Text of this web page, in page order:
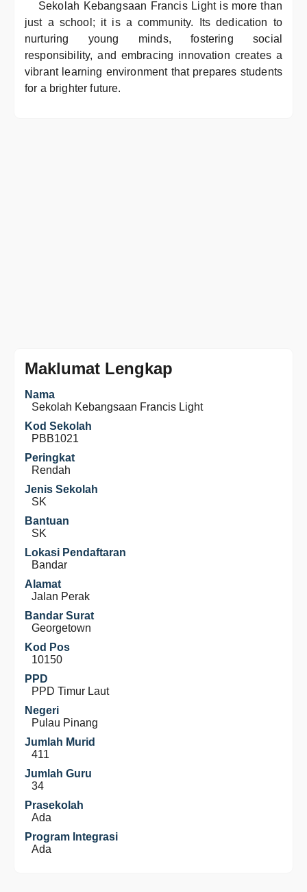
Sekolah Kebangsaan Francis Light is more than
just a school; it is a community. Its dedication to
nurturing young minds, fostering social
responsibility, and embracing innovation creates a
vibrant learning environment that prepares students
for a brighter future.
Maklumat Lengkap
Nama
Sekolah Kebangsaan Francis Light
Kod Sekolah
PBB1021
Peringkat
Rendah
Jenis Sekolah
SK
Bantuan
SK
Lokasi Pendaftaran
Bandar
Alamat
Jalan Perak
Bandar Surat
Georgetown
Kod Pos
10150
PPD
PPD Timur Laut
Negeri
Pulau Pinang
Jumlah Murid
411
Jumlah Guru
34
Prasekolah
Ada
Program Integrasi
Ada